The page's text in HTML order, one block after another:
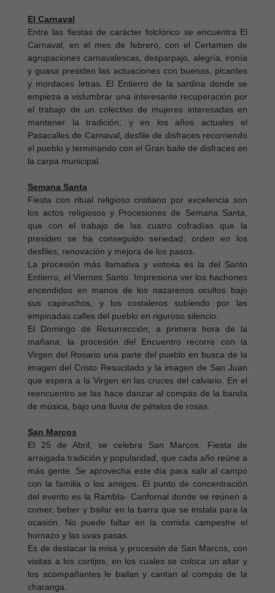
El Carnaval
Entre las fiestas de carácter folclórico se encuentra El
Carnaval, en el mes de febrero, con el Certamen de
agrupaciones carnavalescas, desparpajo, alegría, ironía
y guasa presiden las actuaciones con buenas, picantes
y mordaces letras. El Entierro de la sardina donde se
empieza a vislumbrar una interesante recuperación por
el trabajo de un colectivo de mujeres interesadas en
mantener la tradición; y en los años actuales el
Pasacalles de Carnaval, desfile de disfraces recorriendo
el pueblo y terminando con el Gran baile de disfraces en
la carpa municipal.
Semana Santa
Fiesta con ritual religioso cristiano por excelencia son
los actos religiosos y Procesiones de Semana Santa,
que con el trabajo de las cuatro cofradías que la
presiden se ha conseguido seriedad, orden en los
desfiles, renovación y mejora de los pasos.
La procesión más llamativa y vistosa es la del Santo
Entierro, el Viernes Santo. Impresiona ver los hachones
encendidos en manos de los nazarenos ocultos bajo
sus capiruchos, y los costaleros subiendo por las
empinadas calles del pueblo en riguroso silencio.
El Domingo de Resurrección, a primera hora de la
mañana, la procesión del Encuentro recorre con la
Virgen del Rosario una parte del pueblo en busca de la
imagen del Cristo Resucitado y la imagen de San Juan
que espera a la Virgen en las cruces del calvario. En el
reencuentro se las hace danzar al compás de la banda
de música, bajo una lluvia de pétalos de rosas.
San Marcos
El 25 de Abril, se celebra San Marcos. Fiesta de
arraigada tradición y popularidad, que cada año reúne a
más gente. Se aprovecha este día para salir al campo
con la familia o los amigos. El punto de concentración
del evento es la Rambla- Canfornal donde se reúnen a
comer, beber y bailar en la barra que se instala para la
ocasión. No puede faltar en la comida campestre el
hornazo y las uvas pasas.
Es de destacar la misa y procesión de San Marcos, con
visitas a los cortijos, en los cuales se coloca un altar y
los acompañantes le bailan y cantan al compás de la
charanga.